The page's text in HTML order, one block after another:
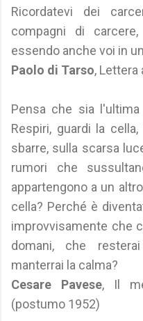
Ricordatevi dei
compagni di
essendo anche voi in
Paolo di Tarso, Lettera
Pensa che sia
Respiri, guardi la
sbarre, sulla scarsa
rumori che
appartengono a un
cella? Perché è
improvvisamente che
domani, che
manterrai la calma?
Cesare Pavese, Il
(postumo 1952)